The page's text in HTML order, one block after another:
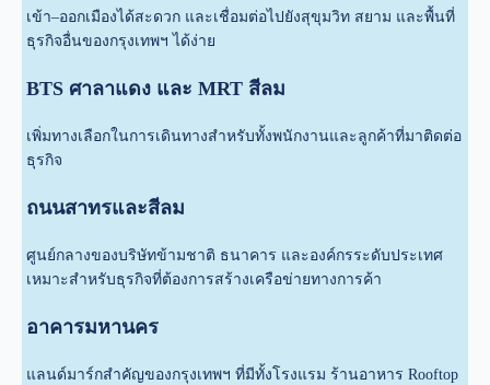
เข้า–ออกเมืองได้สะดวก และเชื่อมต่อไปยังสุขุมวิท สยาม และพื้นที่
ธุรกิจอื่นของกรุงเทพฯ ได้ง่าย
BTS ศาลาแดง และ MRT สีลม
เพิ่มทางเลือกในการเดินทางสำหรับทั้งพนักงานและลูกค้าที่มาติดต่อ
ธุรกิจ
ถนนสาทรและสีลม
ศูนย์กลางของบริษัทข้ามชาติ ธนาคาร และองค์กรระดับประเทศ
เหมาะสำหรับธุรกิจที่ต้องการสร้างเครือข่ายทางการค้า
อาคารมหานคร
แลนด์มาร์กสำคัญของกรุงเทพฯ ที่มีทั้งโรงแรม ร้านอาหาร Rooftop